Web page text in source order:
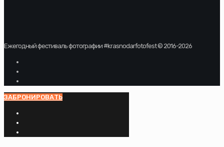
Ежегодный фестиваль фотографии #krasnodarfotofest © 2016-2026
ЗАБРОНИРОВАТЬ